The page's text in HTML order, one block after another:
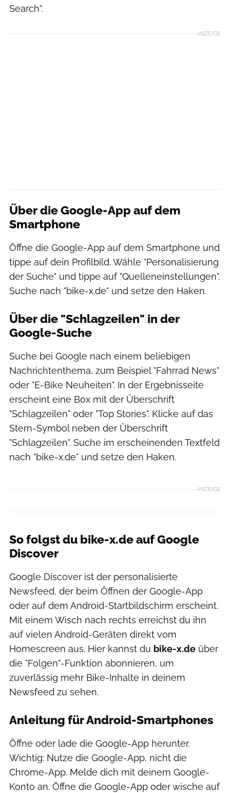
Search".
ANZEIGE
Über die Google-App auf dem
Smartphone
Öffne die Google-App auf dem Smartphone und
tippe auf dein Profilbild. Wähle "Personalisierung
der Suche" und tippe auf "Quelleneinstellungen".
Suche nach "bike-x.de" und setze den Haken.
Über die "Schlagzeilen" in der
Google-Suche
Suche bei Google nach einem beliebigen
Nachrichtenthema, zum Beispiel "Fahrrad News"
oder "E-Bike Neuheiten". In der Ergebnisseite
erscheint eine Box mit der Überschrift
"Schlagzeilen" oder "Top Stories". Klicke auf das
Stern-Symbol neben der Überschrift
"Schlagzeilen". Suche im erscheinenden Textfeld
nach "bike-x.de" und setze den Haken.
ANZEIGE
So folgst du bike-x.de auf Google
Discover
Google Discover ist der personalisierte
Newsfeed, der beim Öffnen der Google-App
oder auf dem Android-Startbildschirm erscheint.
Mit einem Wisch nach rechts erreichst du ihn
auf vielen Android-Geräten direkt vom
Homescreen aus. Hier kannst du bike-x.de über
die "Folgen"-Funktion abonnieren, um
zuverlässig mehr Bike-Inhalte in deinem
Newsfeed zu sehen.
Anleitung für Android-Smartphones
Öffne oder lade die Google-App herunter.
Wichtig: Nutze die Google-App, nicht die
Chrome-App. Melde dich mit deinem Google-
Konto an. Öffne die Google-App oder wische auf